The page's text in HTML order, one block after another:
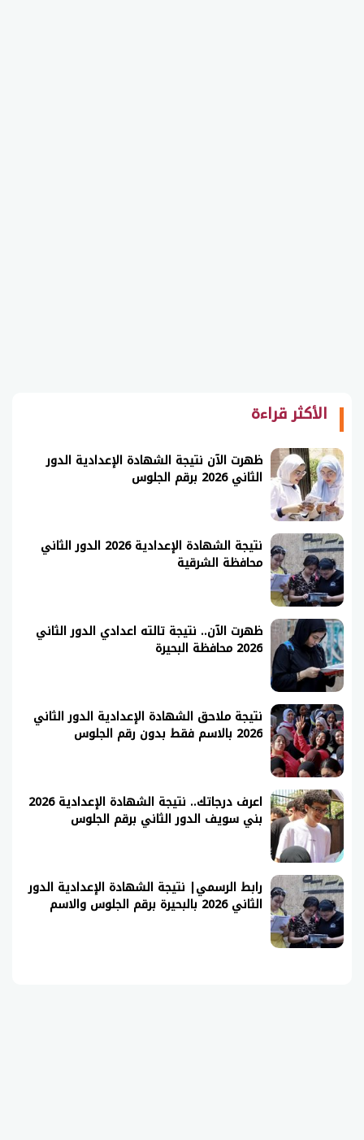
الأكثر قراءة
ظهرت الآن نتيجة الشهادة الإعدادية الدور
الثاني 2026 برقم الجلوس
نتيجة الشهادة الإعدادية 2026 الدور الثاني
محافظة الشرقية
ظهرت الآن.. نتيجة تالته اعدادي الدور الثاني
2026 محافظة البحيرة
نتيجة ملاحق الشهادة الإعدادية الدور الثاني
2026 بالاسم فقط بدون رقم الجلوس
اعرف درجاتك.. نتيجة الشهادة الإعدادية 2026
بني سويف الدور الثاني برقم الجلوس
رابط الرسمي| نتيجة الشهادة الإعدادية الدور
الثاني 2026 بالبحيرة برقم الجلوس والاسم